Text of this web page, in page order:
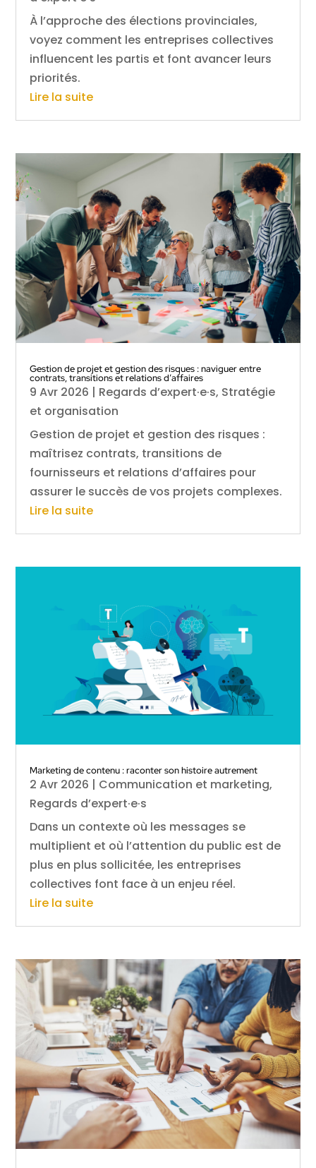
À l’approche des élections provinciales,
voyez comment les entreprises collectives
influencent les partis et font avancer leurs
priorités.
Lire la suite
Gestion de projet et gestion des risques : naviguer entre
contrats, transitions et relations d’affaires
9 Avr 2026 | Regards d’expert·e·s, Stratégie
et organisation
Gestion de projet et gestion des risques :
maîtrisez contrats, transitions de
fournisseurs et relations d’affaires pour
assurer le succès de vos projets complexes.
Lire la suite
Marketing de contenu : raconter son histoire autrement
2 Avr 2026 | Communication et marketing,
Regards d’expert·e·s
Dans un contexte où les messages se
multiplient et où l’attention du public est de
plus en plus sollicitée, les entreprises
collectives font face à un enjeu réel.
Lire la suite